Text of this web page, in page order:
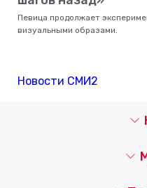
Певица продолжает
визуальными образами.
Новости СМИ2